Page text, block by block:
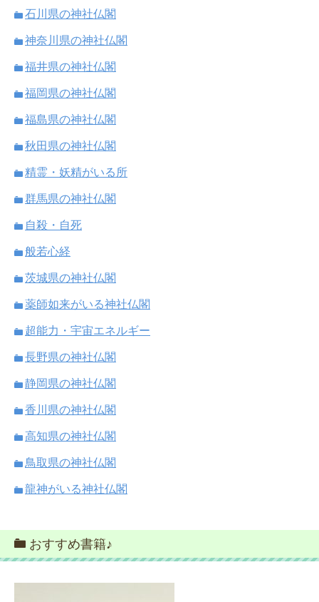
石川県の神社仏閣
神奈川県の神社仏閣
福井県の神社仏閣
福岡県の神社仏閣
福島県の神社仏閣
秋田県の神社仏閣
精霊・妖精がいる所
群馬県の神社仏閣
自殺・自死
般若心経
茨城県の神社仏閣
薬師如来がいる神社仏閣
超能力・宇宙エネルギー
長野県の神社仏閣
静岡県の神社仏閣
香川県の神社仏閣
高知県の神社仏閣
鳥取県の神社仏閣
龍神がいる神社仏閣
おすすめ書籍♪